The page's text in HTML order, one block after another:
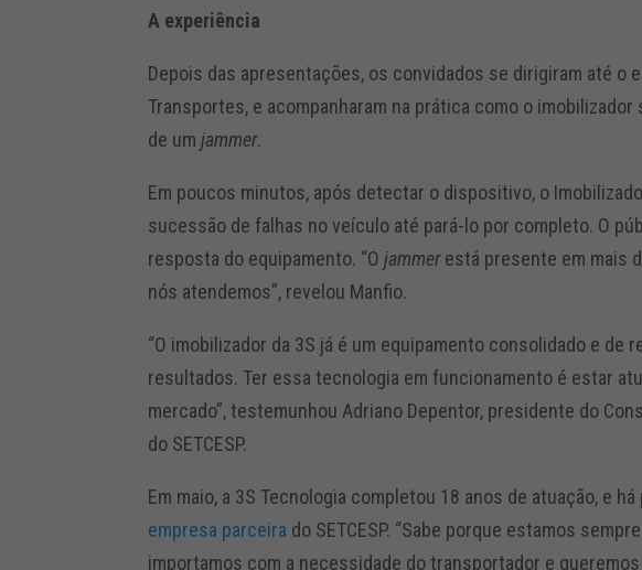
A experiência
Depois das apresentações, os convidados se dirigiram até o
Transportes, e acompanharam na prática como o
de umjammer.
Em poucos minutos, após detectar o dispositivo, o
sucessão de falhas no veículo até pará-lo por completo. O
resposta do equipamento. “Ojammerestá presente em mais
nós atendemos”, revelou Manfio.
“O imobilizador da 3S já é um equipamento consolidado e de
resultados. Ter essa tecnologia em funcionamento é estar
mercado”, testemunhou Adriano Depentor, presidente do
do SETCESP.
Em maio, a 3S Tecnologia completou 18 anos de atuação, e
empresa parceira do SETCESP. “Sabe porque estamos
importamos com a necessidade do transportador e